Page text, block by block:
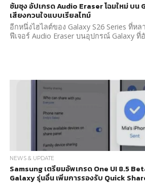
ซัมซุง อัปเกรด Audio Eraser โฉมใหม่ บน
เสียงกวนใจแบบเรียลไทม์
อีกหนึ่งไฮไลต์ของ Galaxy S26 Series ที่ห
ฟีเจอร์ Audio Eraser บนอุปกรณ์ Galaxy ที่
NEWS & UPDATE
Samsung เตรียมอัพเกรด One UI 8.5
Galaxy รุ่นอื่น เพิ่มการรองรับ Quick